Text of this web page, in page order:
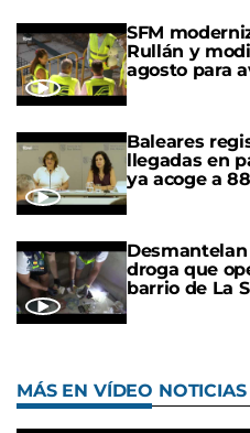
SFM
Rullán y
agosto para
Baleares
llegadas en
ya acoge a
droga que
barrio de La
MÁS EN VÍDEO NOTICIAS